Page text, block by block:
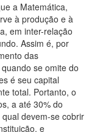
a Matemática,
à produção e à
em inter-relação
Assim é, por
das
se omite do
é seu capital
total. Portanto, o
a até 30% do
devem-se cobrir
e